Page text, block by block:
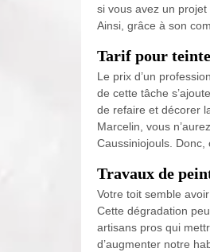
si vous avez un
Ainsi, grâce à son
Tarif pour
Le prix d’un
de cette tâche
de refaire et décorer
Marcelin, vous
Caussiniojouls. Donc,
Travaux de
Votre toit semble
Cette dégradation
artisans pros qui
d’augmenter notre